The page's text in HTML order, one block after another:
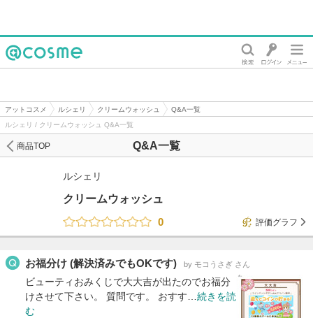
アットコスメ ルシェリ クリームウォッシュ
Q&A一覧
ルシェリ / クリームウォッシュ Q&A一覧
Q&A一覧
商品TOP
ルシェリ
クリームウォッシュ
0
評価グラフ
お福分け (解決済みでもOKです) by モコうさぎ さん
ビューティおみくじで大大吉が出たのでお福分
けさせて下さい。 質問です。 おすす… 続きを読
む